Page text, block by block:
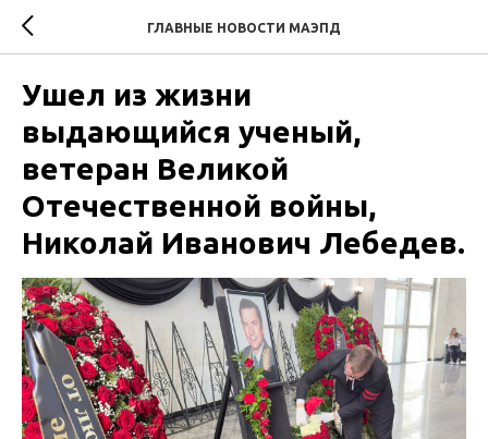
ГЛАВНЫЕ НОВОСТИ МАЭПД
Ушел из жизни
выдающийся ученый,
ветеран Великой
Отечественной войны,
Николай Иванович Лебедев.